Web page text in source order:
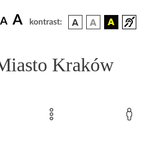
A A kontrast:
Kraków